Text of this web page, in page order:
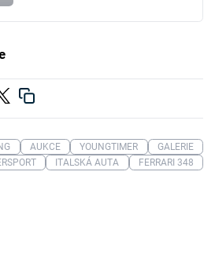
AUKCE YOUNGTIMER
GALERIE
ITALSKÁ AUTA FERRARI 348